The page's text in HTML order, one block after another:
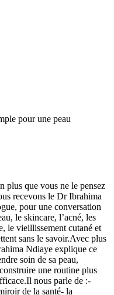
pour une peau
plus que vous ne le pensez
recevons le Dr Ibrahima
pour une conversation
le skincare, l’acné, les
le vieillissement cutané et
sans le savoir.Avec plus
Ndiaye explique ce
soin de sa peau,
une routine plus
nous parle de :-
de la santé- la